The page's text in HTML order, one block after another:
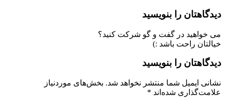
دیدگاهتان را بنویسید
می خواهید در گفت و گو شرکت کنید؟
خیالتان راحت باشد :)
دیدگاهتان را بنویسید
نشانی ایمیل شما منتشر نخواهد شد. بخش‌های موردنیاز
علامت‌گذاری شده‌اند *